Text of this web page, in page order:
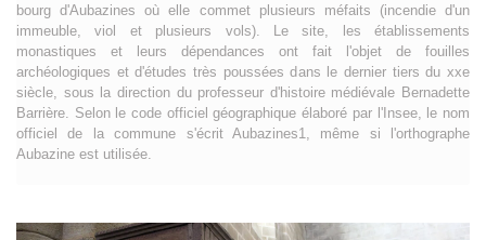
bourg d'Aubazines où elle commet plusieurs méfaits (incendie d'un
immeuble, viol et plusieurs vols). Le site, les établissements
monastiques et leurs dépendances ont fait l'objet de fouilles
archéologiques et d'études très poussées dans le dernier tiers du xxe
siècle, sous la direction du professeur d'histoire médiévale Bernadette
Barrière. Selon le code officiel géographique élaboré par l'Insee, le nom
officiel de la commune s'écrit Aubazines1, même si l'orthographe
Aubazine est utilisée.